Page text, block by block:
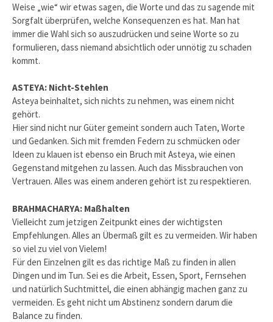
Weise „wie“ wir etwas sagen, die Worte und das zu sagende mit
Sorgfalt überprüfen, welche Konsequenzen es hat. Man hat
immer die Wahl sich so auszudrücken und seine Worte so zu
formulieren, dass niemand absichtlich oder unnötig zu schaden
kommt.
ASTEYA: Nicht-Stehlen
Asteya beinhaltet, sich nichts zu nehmen, was einem nicht
gehört.
Hier sind nicht nur Güter gemeint sondern auch Taten, Worte
und Gedanken. Sich mit fremden Federn zu schmücken oder
Ideen zu klauen ist ebenso ein Bruch mit Asteya, wie einen
Gegenstand mitgehen zu lassen. Auch das Missbrauchen von
Vertrauen. Alles was einem anderen gehört ist zu respektieren.
BRAHMACHARYA: Maßhalten
Vielleicht zum jetzigen Zeitpunkt eines der wichtigsten
Empfehlungen. Alles an Übermaß gilt es zu vermeiden. Wir haben
so viel zu viel von Vielem!
Für den Einzelnen gilt es das richtige Maß zu finden in allen
Dingen und im Tun. Sei es die Arbeit, Essen, Sport, Fernsehen
und natürlich Suchtmittel, die einen abhängig machen ganz zu
vermeiden. Es geht nicht um Abstinenz sondern darum die
Balance zu finden.